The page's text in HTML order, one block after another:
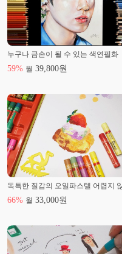
누구나 금손이 될 수 있는 색연필화
59% 월 39,800원
66% 월 33,000원